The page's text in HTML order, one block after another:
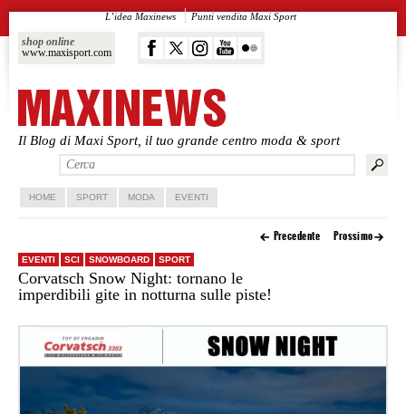
Il Blog di Maxi Sport, il tuo grande centro moda & sport
shop online
www.maxisport.com
L’idea Maxinews Punti vendita Maxi Sport
Vai al contenuto principale
Vai al contenuto secondario
HOME SPORT MODA EVENTI
Precedente Prossimo
EVENTI SCI SNOWBOARD SPORT
Corvatsch Snow Night: tornano le
imperdibili gite in notturna sulle piste!